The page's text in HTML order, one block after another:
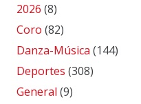
2026 (8)
Coro (82)
Danza-Música (144)
Deportes (308)
General (9)